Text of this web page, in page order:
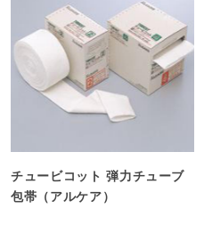
チュービコット 弾力チューブ
包帯（アルケア）